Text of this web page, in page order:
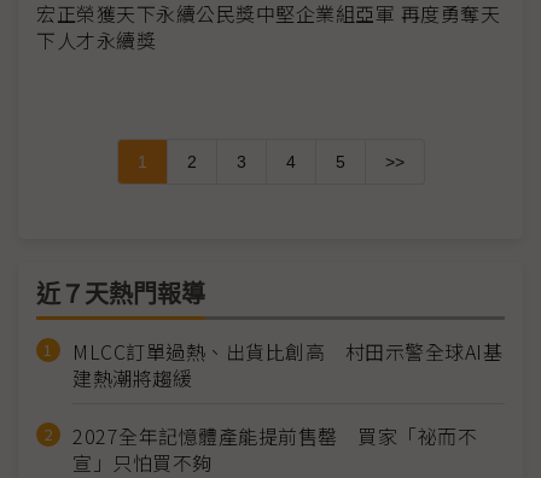
宏正榮獲天下永續公民獎中堅企業組亞軍 再度勇奪天
下人才永續獎
1 2 3 4 5 >>
近７天熱門報導
MLCC訂單過熱、出貨比創高 村田示警全球AI基
建熱潮將趨緩
2027全年記憶體產能提前售罄 買家「祕而不
宣」只怕買不夠